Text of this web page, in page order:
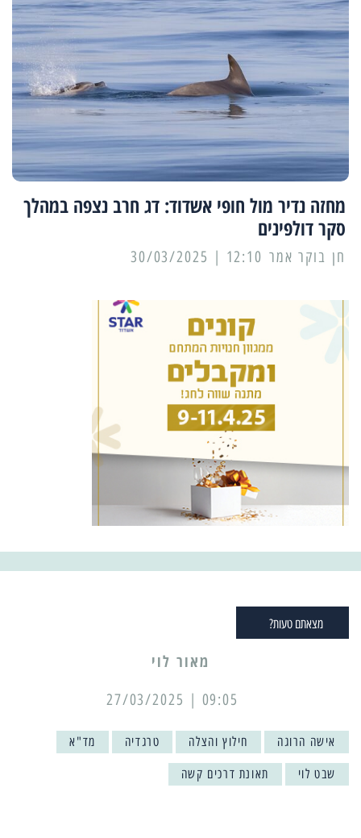
מחזה נדיר מול חופי אשדוד: דג חרב נצפה במהלך
סקר דולפינים
12:10 | 30/03/2025
מצאתם טעות?
מאור לוי
09:05 | 27/03/2025
אישה הרוגה חילוץ והצלה טרגדיה מד"א
שבט לוי תאונת דרכים קשה